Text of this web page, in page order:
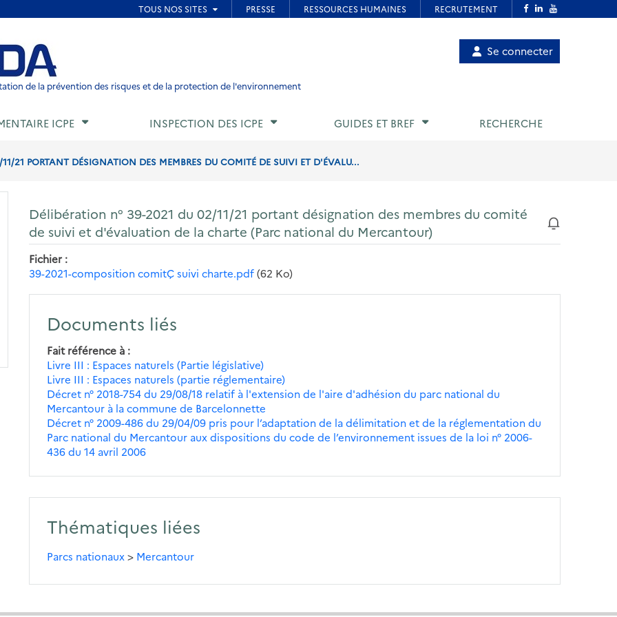
de page
de la prévention des risques et de la protection de l'environnement
Menu
utilisateur
Se connecter
ICPE INSPECTION DES ICPE GUIDES ET BREF RECHERCHE
21 PORTANT DÉSIGNATION DES MEMBRES DU COMITÉ DE SUIVI ET D'ÉVALU...
Délibération n° 39-2021 du 02/11/21 portant désignation des membres du comité
de suivi et d'évaluation de la charte (Parc national du Mercantour)
Fichier
39-2021-composition comitÇ suivi charte.pdf (62 Ko)
Documents liés
Fait référence à
Livre III : Espaces naturels (Partie législative)
Livre III : Espaces naturels (partie réglementaire)
Décret n° 2018-754 du 29/08/18 relatif à l'extension de l'aire d'adhésion du parc national du
Mercantour à la commune de Barcelonnette
Décret n° 2009-486 du 29/04/09 pris pour l’adaptation de la délimitation et de la réglementation du
Parc national du Mercantour aux dispositions du code de l’environnement issues de la loi n° 2006-
436 du 14 avril 2006
Thématiques liées
Parcs nationaux> Mercantour